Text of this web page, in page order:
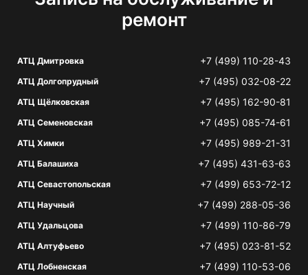
ремонт
АТЦ Дмитровка +7 (499) 110-28-43
АТЦ Долгопрудный +7 (495) 032-08-22
АТЦ Щёлковская +7 (495) 162-90-81
АТЦ Семеновская +7 (495) 085-74-61
АТЦ Химки +7 (495) 989-21-31
АТЦ Балашиха +7 (495) 431-63-63
АТЦ Севастопольская +7 (499) 653-72-12
АТЦ Научный +7 (499) 288-05-36
АТЦ Удальцова +7 (499) 110-86-79
АТЦ Алтуфьево +7 (495) 023-81-52
АТЦ Лобненская +7 (499) 110-53-06